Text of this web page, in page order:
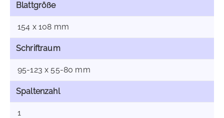
Blattgröße
154 x 108 mm
Schriftraum
95-123 x 55-80 mm
Spaltenzahl
1